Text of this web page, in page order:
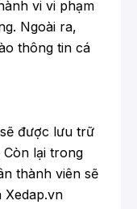
vi vi phạm
Ngoài ra,
thông tin cá
được lưu trữ
lại trong
thành viên sẽ
Xedap.vn